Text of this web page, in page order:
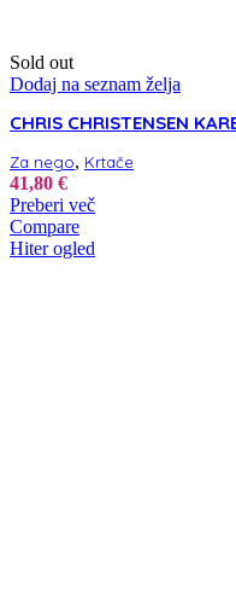
Sold out
Dodaj na seznam želja
CHRIS CHRISTENSEN
Za nego, Krtače
41,80 €
Preberi več
Compare
Hiter ogled